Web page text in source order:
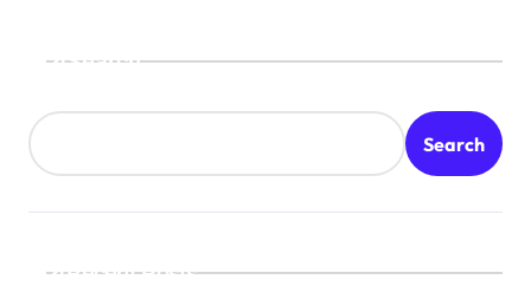
Search
Search
Recent Posts